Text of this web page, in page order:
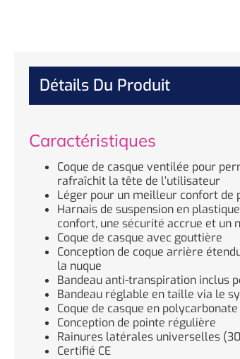
Détails Du Produit
Caractéristiques
Coque de casque ventilée pour
rafraîchit la tête de l’utilisateur
Léger pour un meilleur confort de
Harnais de suspension en
confort, une sécurité accrue et un
Coque de casque avec gouttière
Conception de coque arrière
la nuque
Bandeau anti-transpiration inclus
Bandeau réglable en taille via le
Coque de casque en polycarbonate
Conception de pointe régulière
Rainures latérales universelles
Certifié CE